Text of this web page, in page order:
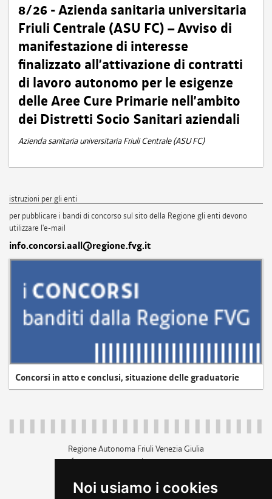
Noi usiamo i cookies
8/26 - Azienda sanitaria universitaria
Friuli Centrale (ASU FC) – Avviso di
manifestazione di interesse
finalizzato all’attivazione di contratti
di lavoro autonomo per le esigenze
delle Aree Cure Primarie nell’ambito
dei Distretti Socio Sanitari aziendali
Azienda sanitaria universitaria Friuli Centrale (ASU FC)
istruzioni per gli enti
per pubblicare i bandi di concorso sul sito della Regione gli enti devono
utilizzare l'e-mail
info.concorsi.aall@regione.fvg.it
Concorsi in atto e conclusi, situazione delle graduatorie
Regione Autonoma Friuli Venezia Giulia
c.f. 80014930327; p.iva 00526040324
+39 040 3771111